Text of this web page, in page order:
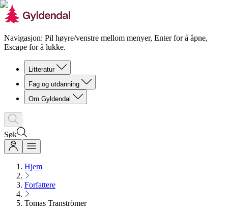
Navigasjon: Pil høyre/venstre mellom menyer, Enter for å åpne,
Escape for å lukke.
Litteratur
Fag og utdanning
Om Gyldendal
Søk
Hjem
Forfattere
Tomas Tranströmer